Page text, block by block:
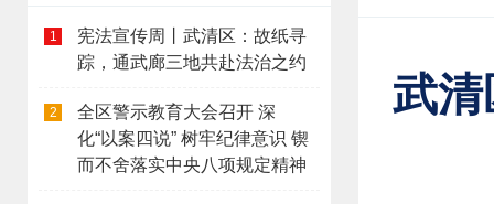
1
宪法宣传周丨武清区：故纸寻
踪，通武廊三地共赴法治之约
2
全区警示教育大会召开 深
化“以案四说” 树牢纪律意识 锲
而不舍落实中央八项规定精神
武